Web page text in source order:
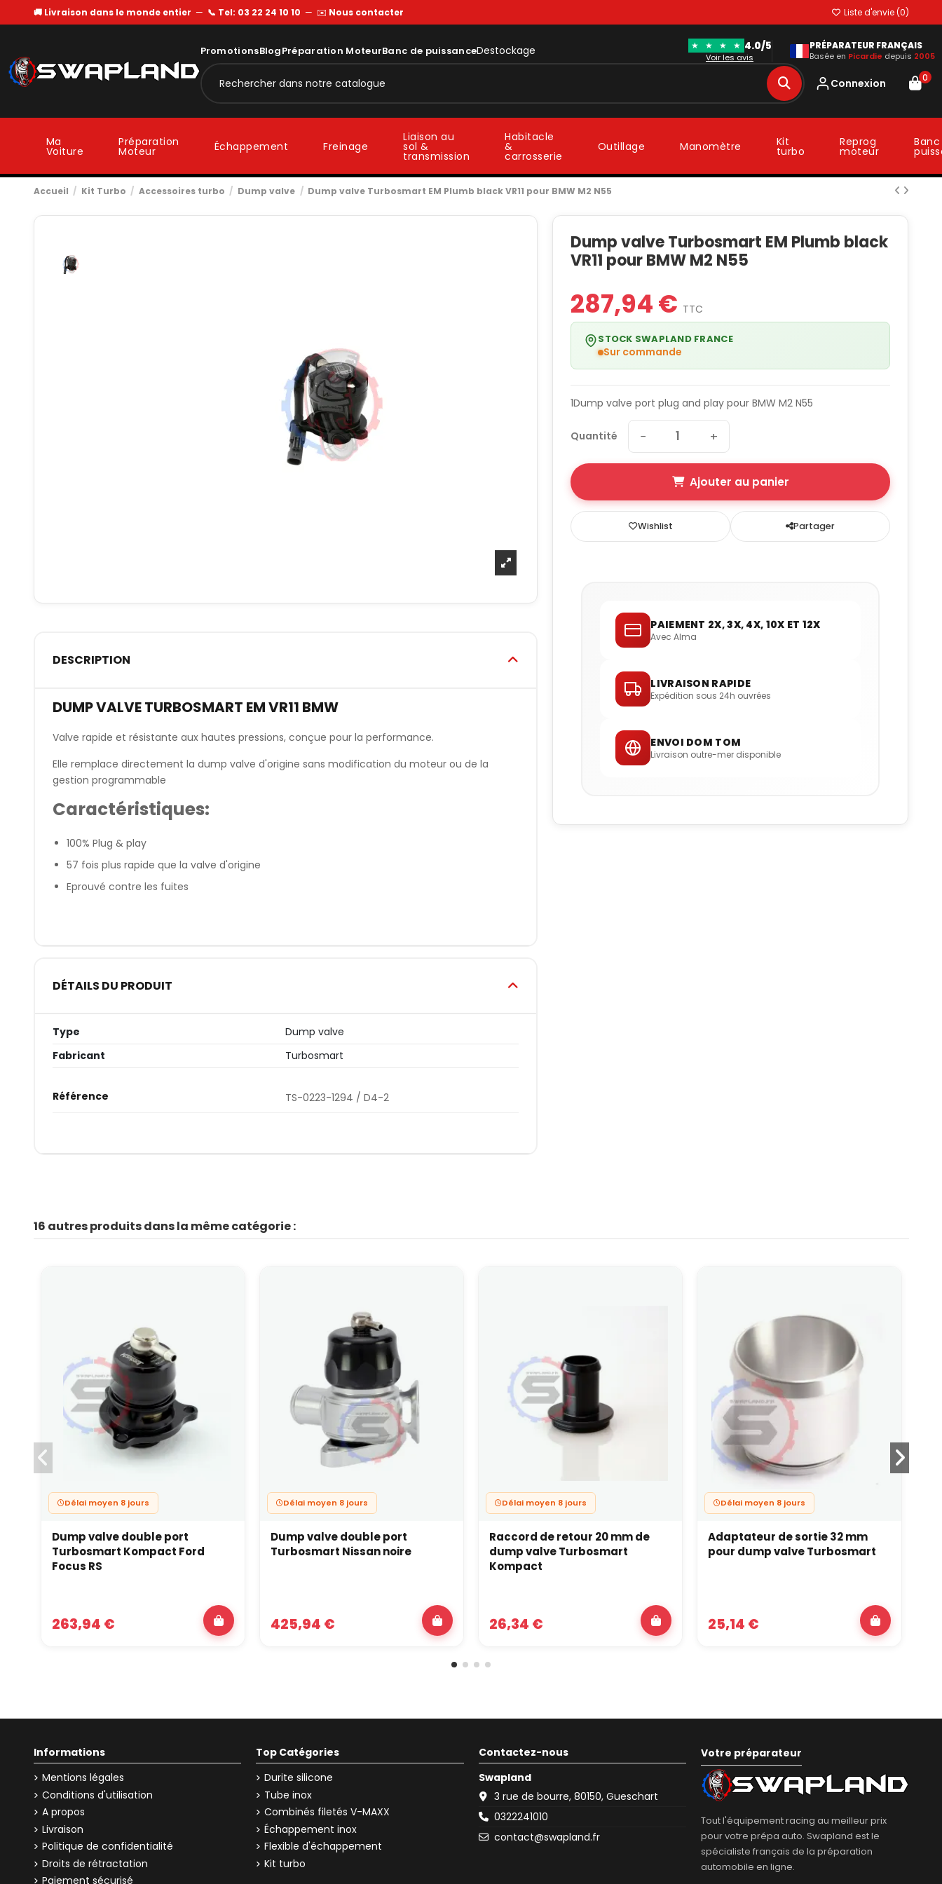
🚚 Livraison dans le monde entier — 📞 Tel: 03 22 24 10 10 — ✉️ Nous contacter Liste d'envie (0)
PromotionsBlogPréparation MoteurBanc de puissanceDestockage ★ ★ ★ ★ 4.0/5
Voir les avis
PRÉPARATEUR FRANÇAIS
Basée en Picardie depuis 2005
Connexion 0
Ma
Voiture
Préparation
Moteur Échappement Freinage
Liaison au
sol &
transmission
Habitacle
&
carrosserie
Outillage Manomètre Kit
turbo
Reprog
moteur
Accueil Kit Turbo Accessoires turbo Dump valve Dump valve Turbosmart EM Plumb black VR11 pour BMW M2 N55
DESCRIPTION
DUMP VALVE TURBOSMART EM VR11 BMW
Valve rapide et résistante aux hautes pressions, conçue pour la performance.
Elle remplace directement la dump valve d'origine sans modification du moteur ou de la
gestion programmable
Caractéristiques:
100% Plug & play
57 fois plus rapide que la valve d'origine
Eprouvé contre les fuites
DÉTAILS DU PRODUIT
Type
Dump valve
Fabricant
Turbosmart
Référence TS-0223-1294 / D4-2
Dump valve Turbosmart EM Plumb black
VR11 pour BMW M2 N55
287,94 € TTC
STOCK SWAPLAND FRANCE
Sur commande
1Dump valve port plug and play pour BMW M2 N55
Quantité − +
Ajouter au panier
Wishlist Partager
PAIEMENT 2X, 3X, 4X, 10X ET 12X
Avec Alma
LIVRAISON RAPIDE
Expédition sous 24h ouvrées
ENVOI DOM TOM
Livraison outre-mer disponible
16 autres produits dans la même catégorie :
Délai moyen 8 jours
Dump valve double port
Turbosmart Kompact Ford
Focus RS
263,94 €
Délai moyen 8 jours
Dump valve double port
Turbosmart Nissan noire
425,94 €
Délai moyen 8 jours
Raccord de retour 20 mm de
dump valve Turbosmart
Kompact
26,34 €
Délai moyen 8 jours
Adaptateur de sortie 32 mm
pour dump valve Turbosmart
25,14 €
Informations
Mentions légales
Conditions d'utilisation
A propos
Livraison
Politique de confidentialité
Droits de rétractation
Paiement sécurisé
Top Catégories
Durite silicone
Tube inox
Combinés filetés V-MAXX
Échappement inox
Flexible d'échappement
Kit turbo
Contactez-nous
Swapland
3 rue de bourre, 80150, Gueschart
0322241010
contact@swapland.fr
Votre préparateur
Tout l'équipement racing au meilleur prix
pour votre prépa auto. Swapland est le
spécialiste français de la préparation
automobile en ligne.